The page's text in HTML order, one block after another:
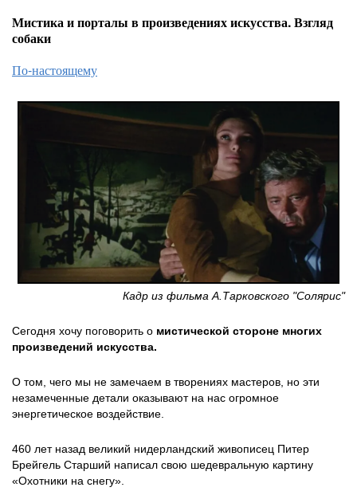
Мистика и порталы в произведениях искусства. Взгляд
собаки
По-настоящему
Кадр из фильма А.Тарковского "Солярис"
Сегодня хочу поговорить о мистической стороне многих
произведений искусства.
О том, чего мы не замечаем в творениях мастеров, но эти
незамеченные детали оказывают на нас огромное
энергетическое воздействие.
460 лет назад великий нидерландский живописец Питер
Брейгель Старший написал свою шедевральную картину
«Охотники на снегу».